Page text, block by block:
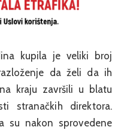
kupila je veliki broj
da želi da ih
kraju završili u blatu
stranačkih direktora.
su nakon sprovedene